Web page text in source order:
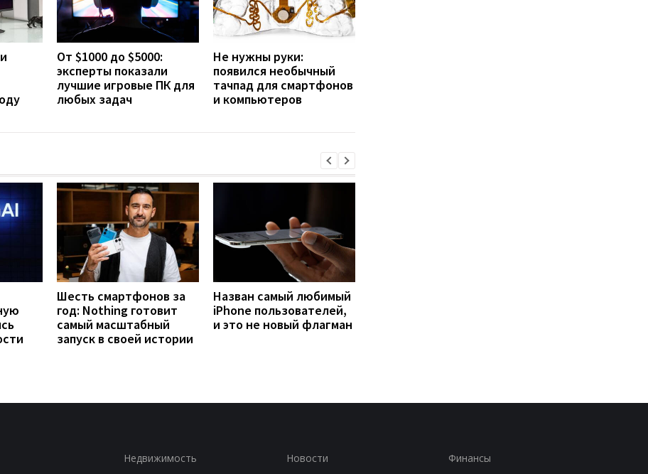
От $1000 до $5000:
эксперты показали
лучшие игровые ПК для
любых задач
Не нужны руки:
появился необычный
тачпад для смартфонов
и компьютеров
Шесть смартфонов за
год: Nothing готовит
самый масштабный
запуск в своей истории
Назван самый любимый
iPhone пользователей,
и это не новый флагман
Недвижимость Новости Финансы